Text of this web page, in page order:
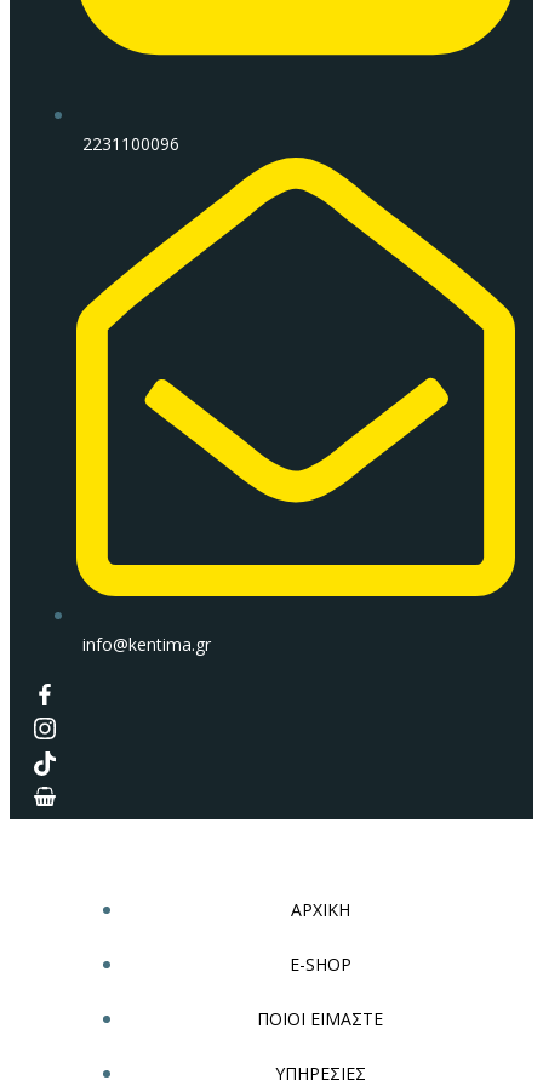
2231100096
info@kentima.gr
ΑΡΧΙΚΗ
E-SHOP
ΠΟΙΟΙ ΕΙΜΑΣΤΕ
ΥΠΗΡΕΣΙΕΣ